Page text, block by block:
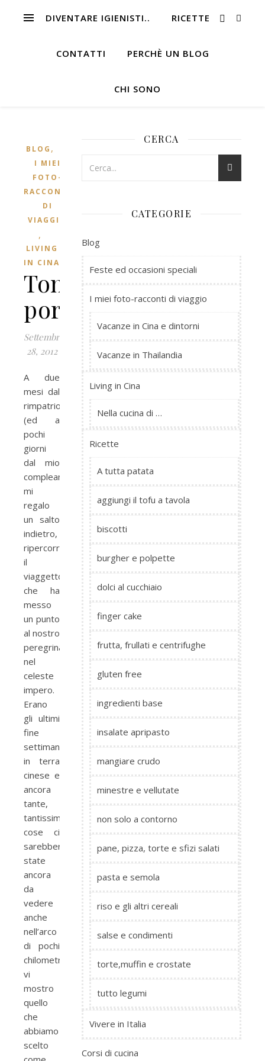
DIVENTARE IGIENISTI.. RICETTE
CONTATTI PERCHÈ UN BLOG
CHI SONO
BLOG ,
I MIEI
FOTO-
RACCONTI
DI
VIAGGIO
,
LIVING
IN CINA
Tongli
portrait
Settembre
28, 2012
A due
mesi dal
rimpatrio
(ed a
pochi
giorni
dal mio
compleanno…)
mi
regalo
un salto
indietro,
ripercorrendo
il
viaggetto
che ha
messo
un punto
al nostro
peregrinare
nel
celeste
impero.
Erano
gli ultimi
fine
settimana
in terra
cinese e
ancora
tante,
tantissime
cose ci
sarebbero
state
ancora
da
vedere
anche
nell’arco
di pochi
chilometri:
vi
mostro
quello
che
abbiamo
scelto
CERCA
CATEGORIE
Blog
Feste ed occasioni speciali
I miei foto-racconti di viaggio
Vacanze in Cina e dintorni
Vacanze in Thailandia
Living in Cina
Nella cucina di …
Ricette
A tutta patata
aggiungi il tofu a tavola
biscotti
burgher e polpette
dolci al cucchiaio
finger cake
frutta, frullati e centrifughe
gluten free
ingredienti base
insalate apripasto
mangiare crudo
minestre e vellutate
non solo a contorno
pane, pizza, torte e sfizi salati
pasta e semola
riso e gli altri cereali
salse e condimenti
torte,muffin e crostate
tutto legumi
Vivere in Italia
Corsi di cucina